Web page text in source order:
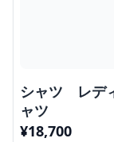
シャツ レデ
ャツ
¥18,700